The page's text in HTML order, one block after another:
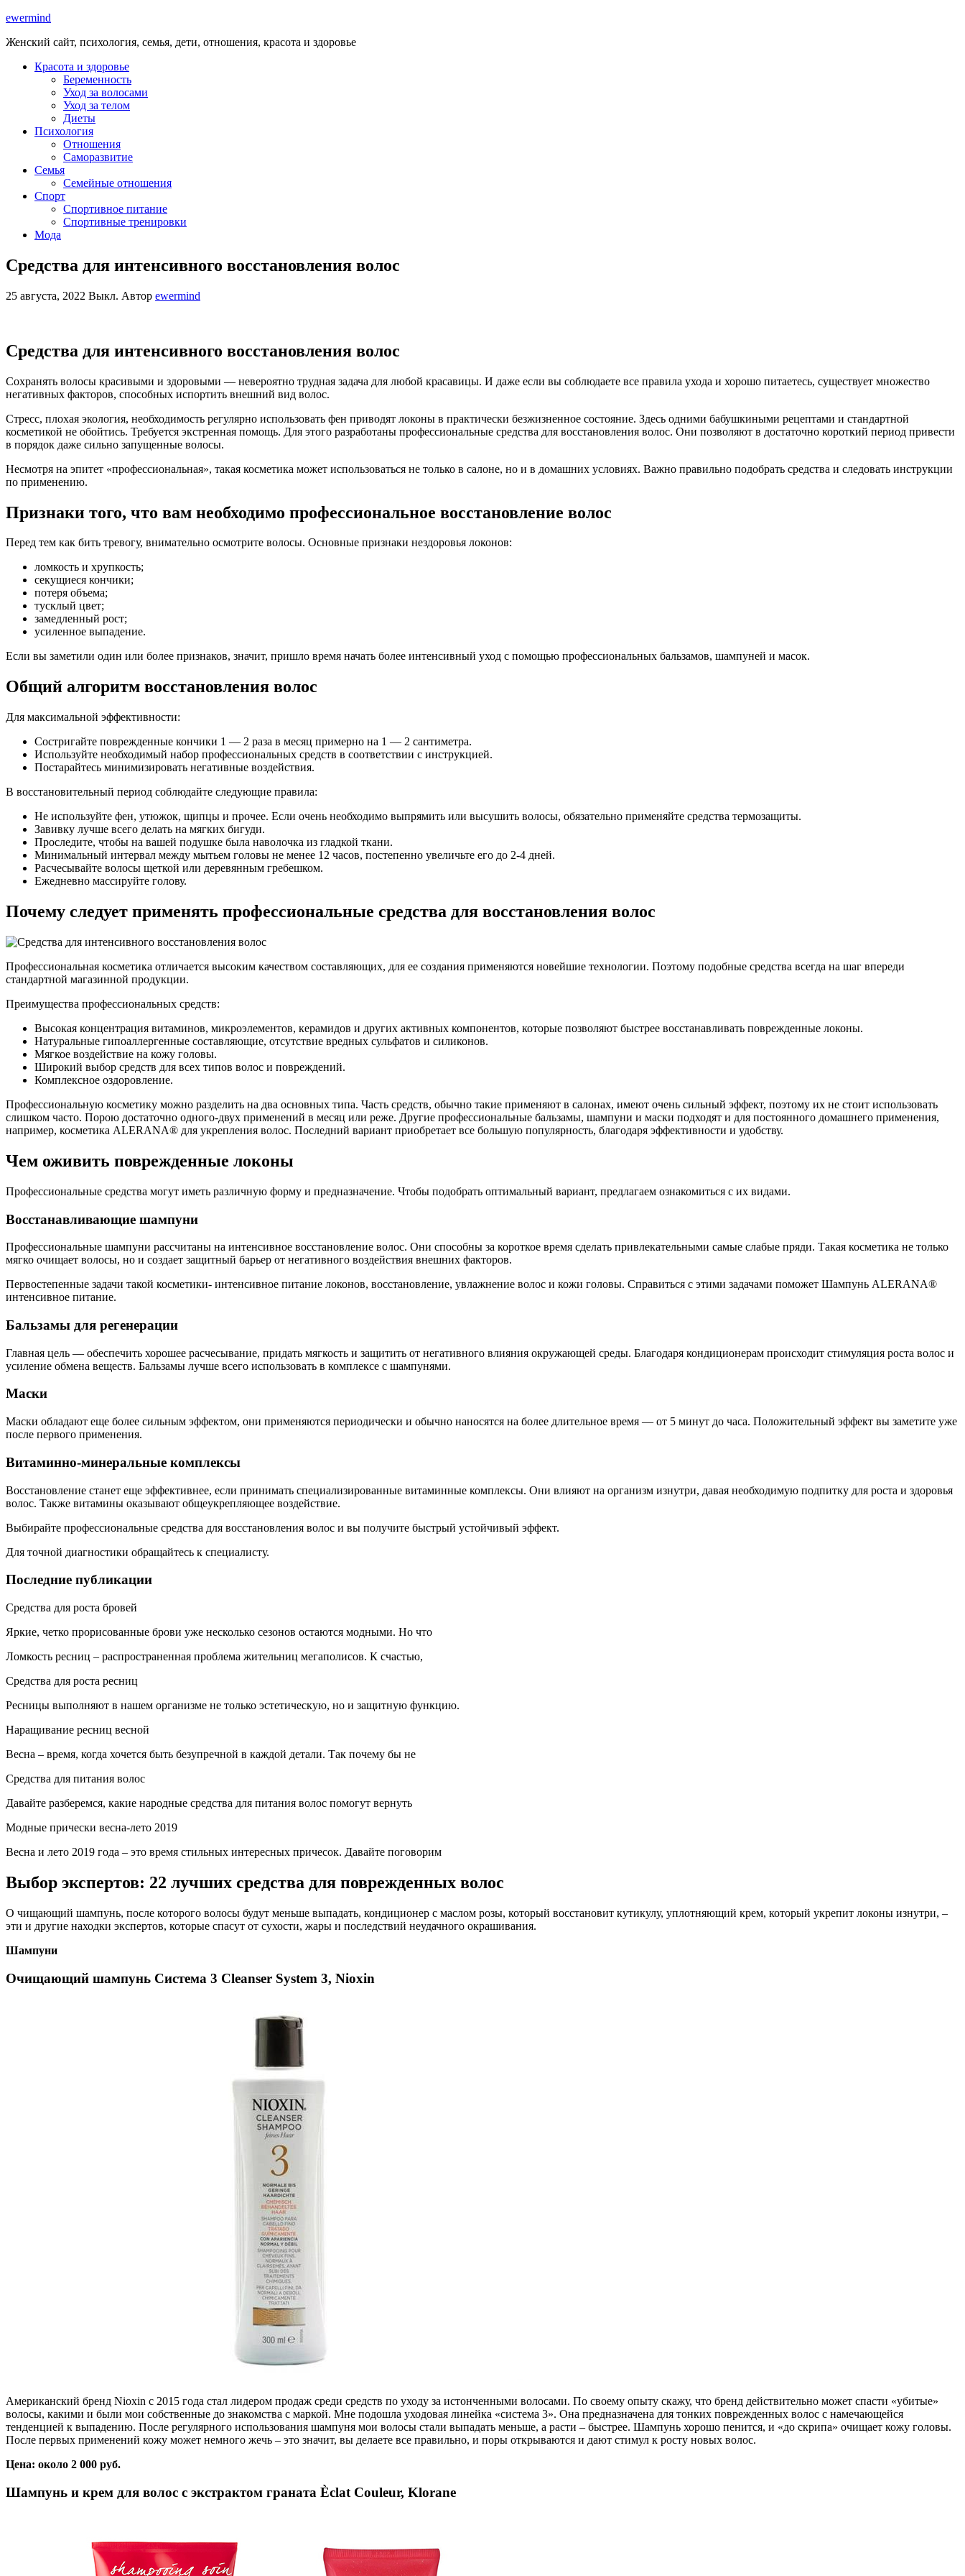
ewermind
Женский сайт, психология, семья, дети, отношения, красота и здоровье
Красота и здоровье
Беременность
Уход за волосами
Уход за телом
Диеты
Психология
Отношения
Саморазвитие
Семья
Семейные отношения
Спорт
Спортивное питание
Спортивные тренировки
Мода
Средства для интенсивного восстановления волос
25 августа, 2022 Выкл. Автор ewermind
Средства для интенсивного восстановления волос
Сохранять волосы красивыми и здоровыми — невероятно трудная задача для любой красавицы. И даже если вы соблюдаете все правила ухода и хорошо питаетесь, существует множество
негативных факторов, способных испортить внешний вид волос.
Стресс, плохая экология, необходимость регулярно использовать фен приводят локоны в практически безжизненное состояние. Здесь одними бабушкиными рецептами и стандартной
косметикой не обойтись. Требуется экстренная помощь. Для этого разработаны профессиональные средства для восстановления волос. Они позволяют в достаточно короткий период привести
в порядок даже сильно запущенные волосы.
Несмотря на эпитет «профессиональная», такая косметика может использоваться не только в салоне, но и в домашних условиях. Важно правильно подобрать средства и следовать инструкции
по применению.
Признаки того, что вам необходимо профессиональное восстановление волос
Перед тем как бить тревогу, внимательно осмотрите волосы. Основные признаки нездоровья локонов:
ломкость и хрупкость;
секущиеся кончики;
потеря объема;
тусклый цвет;
замедленный рост;
усиленное выпадение.
Если вы заметили один или более признаков, значит, пришло время начать более интенсивный уход с помощью профессиональных бальзамов, шампуней и масок.
Общий алгоритм восстановления волос
Для максимальной эффективности:
Состригайте поврежденные кончики 1 — 2 раза в месяц примерно на 1 — 2 сантиметра.
Используйте необходимый набор профессиональных средств в соответствии с инструкцией.
Постарайтесь минимизировать негативные воздействия.
В восстановительный период соблюдайте следующие правила:
Не используйте фен, утюжок, щипцы и прочее. Если очень необходимо выпрямить или высушить волосы, обязательно применяйте средства термозащиты.
Завивку лучше всего делать на мягких бигуди.
Проследите, чтобы на вашей подушке была наволочка из гладкой ткани.
Минимальный интервал между мытьем головы не менее 12 часов, постепенно увеличьте его до 2-4 дней.
Расчесывайте волосы щеткой или деревянным гребешком.
Ежедневно массируйте голову.
Почему следует применять профессиональные средства для восстановления волос
Профессиональная косметика отличается высоким качеством составляющих, для ее создания применяются новейшие технологии. Поэтому подобные средства всегда на шаг впереди
стандартной магазинной продукции.
Преимущества профессиональных средств:
Высокая концентрация витаминов, микроэлементов, керамидов и других активных компонентов, которые позволяют быстрее восстанавливать поврежденные локоны.
Натуральные гипоаллергенные составляющие, отсутствие вредных сульфатов и силиконов.
Мягкое воздействие на кожу головы.
Широкий выбор средств для всех типов волос и повреждений.
Комплексное оздоровление.
Профессиональную косметику можно разделить на два основных типа. Часть средств, обычно такие применяют в салонах, имеют очень сильный эффект, поэтому их не стоит использовать
слишком часто. Порою достаточно одного-двух применений в месяц или реже. Другие профессиональные бальзамы, шампуни и маски подходят и для постоянного домашнего применения,
например, косметика ALERANA® для укрепления волос. Последний вариант приобретает все большую популярность, благодаря эффективности и удобству.
Чем оживить поврежденные локоны
Профессиональные средства могут иметь различную форму и предназначение. Чтобы подобрать оптимальный вариант, предлагаем ознакомиться с их видами.
Восстанавливающие шампуни
Профессиональные шампуни рассчитаны на интенсивное восстановление волос. Они способны за короткое время сделать привлекательными самые слабые пряди. Такая косметика не только
мягко очищает волосы, но и создает защитный барьер от негативного воздействия внешних факторов.
Первостепенные задачи такой косметики- интенсивное питание локонов, восстановление, увлажнение волос и кожи головы. Справиться с этими задачами поможет Шампунь ALERANA®
интенсивное питание.
Бальзамы для регенерации
Главная цель — обеспечить хорошее расчесывание, придать мягкость и защитить от негативного влияния окружающей среды. Благодаря кондиционерам происходит стимуляция роста волос и
усиление обмена веществ. Бальзамы лучше всего использовать в комплексе с шампунями.
Маски
Маски обладают еще более сильным эффектом, они применяются периодически и обычно наносятся на более длительное время — от 5 минут до часа. Положительный эффект вы заметите уже
после первого применения.
Витаминно-минеральные комплексы
Восстановление станет еще эффективнее, если принимать специализированные витаминные комплексы. Они влияют на организм изнутри, давая необходимую подпитку для роста и здоровья
волос. Также витамины оказывают общеукрепляющее воздействие.
Выбирайте профессиональные средства для восстановления волос и вы получите быстрый устойчивый эффект.
Для точной диагностики обращайтесь к специалисту.
Последние публикации
Средства для роста бровей
Яркие, четко прорисованные брови уже несколько сезонов остаются модными. Но что
Ломкость ресниц – распространенная проблема жительниц мегаполисов. К счастью,
Средства для роста ресниц
Ресницы выполняют в нашем организме не только эстетическую, но и защитную функцию.
Наращивание ресниц весной
Весна – время, когда хочется быть безупречной в каждой детали. Так почему бы не
Средства для питания волос
Давайте разберемся, какие народные средства для питания волос помогут вернуть
Модные прически весна-лето 2019
Весна и лето 2019 года – это время стильных интересных причесок. Давайте поговорим
Выбор экспертов: 22 лучших средства для поврежденных волос
О чищающий шампунь, после которого волосы будут меньше выпадать, кондиционер с маслом розы, который восстановит кутикулу, уплотняющий крем, который укрепит локоны изнутри, –
эти и другие находки экспертов, которые спасут от сухости, жары и последствий неудачного окрашивания.
Шампуни
Очищающий шампунь Система 3 Cleanser System 3, Nioxin
Американский бренд Nioxin с 2015 года стал лидером продаж среди средств по уходу за истонченными волосами. По своему опыту скажу, что бренд действительно может спасти «убитые»
волосы, какими и были мои собственные до знакомства с маркой. Мне подошла уходовая линейка «система 3». Она предназначена для тонких поврежденных волос с намечающейся
тенденцией к выпадению. После регулярного использования шампуня мои волосы стали выпадать меньше, а расти – быстрее. Шампунь хорошо пенится, и «до скрипа» очищает кожу головы.
После первых применений кожу может немного жечь – это значит, вы делаете все правильно, и поры открываются и дают стимул к росту новых волос.
Цена: около 2 000 руб.
Шампунь и крем для волос с экстрактом граната Èclat Couleur, Klorane